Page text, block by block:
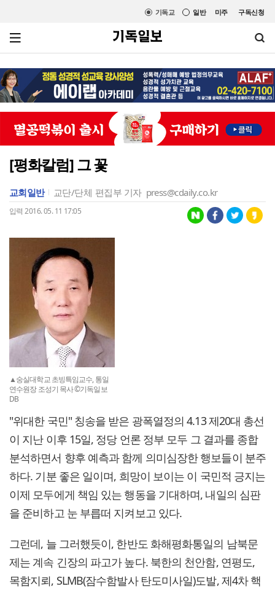
미주 구독신청
일반
기독교
[평화칼럼] 그 꽃
교회일반 교단/단체 편집부 기자 press@cdaily.co.kr
입력 2016. 05. 11 17:05
▲숭실대학교 초빙특임교수, 통일
연수원장 조성기 목사 ©기독일보
DB
"위대한 국민" 칭송을 받은 광폭열정의 4.13 제20대 총선
이 지난 이후 15일, 정당 언론 정부 모두 그 결과를 종합
분석하면서 향후 예측과 함께 의미심장한 행보들이 분주
하다. 기분 좋은 일이며, 희망이 보이는 이 국민적 긍지는
이제 모두에게 책임 있는 행동을 기대하며, 내일의 심판
을 준비하고 눈 부릅떠 지켜보고 있다.
그런데, 늘 그러했듯이, 한반도 화해평화통일의 남북문
제는 계속 긴장의 파고가 높다. 북한의 천안함, 연평도,
목함지뢰, SLMB(잠수함발사 탄도미사일)도발, 제4차 핵